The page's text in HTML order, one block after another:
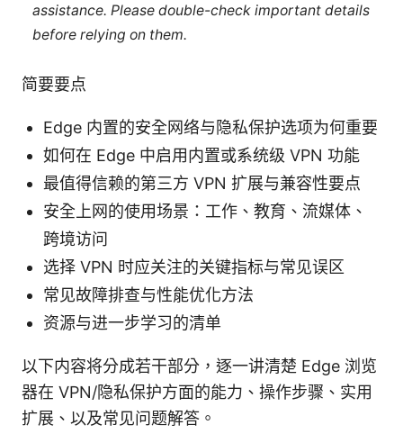
assistance. Please double-check important details
before relying on them.
简要要点
Edge 内置的安全网络与隐私保护选项为何重要
如何在 Edge 中启用内置或系统级 VPN 功能
最值得信赖的第三方 VPN 扩展与兼容性要点
安全上网的使用场景：工作、教育、流媒体、
跨境访问
选择 VPN 时应关注的关键指标与常见误区
常见故障排查与性能优化方法
资源与进一步学习的清单
以下内容将分成若干部分，逐一讲清楚 Edge 浏览
器在 VPN/隐私保护方面的能力、操作步骤、实用
扩展、以及常见问题解答。